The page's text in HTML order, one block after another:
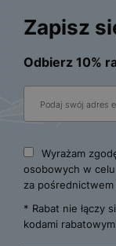
Zapisz
Odbierz 10%
Wyrażam
osobowych w
za
* Rabat nie łączy
kodami